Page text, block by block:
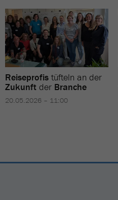
Reiseprofis tüfteln an der
Zukunft der Branche
20.05.2026 – 11:00